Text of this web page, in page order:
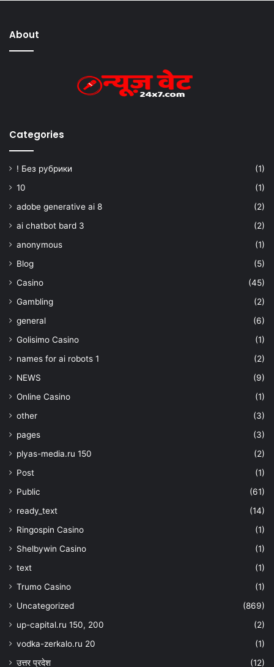
About
Categories
! Без рубрики
(1)
10
(1)
adobe generative ai 8
(2)
ai chatbot bard 3
(2)
anonymous
(1)
Blog
(5)
Casino
(45)
Gambling
(2)
general
(6)
Golisimo Casino
(1)
names for ai robots 1
(2)
NEWS
(9)
Online Casino
(1)
other
(3)
pages
(3)
plyas-media.ru 150
(2)
Post
(1)
Public
(61)
ready_text
(14)
Ringospin Casino
(1)
Shelbywin Casino
(1)
text
(1)
Trumo Casino
(1)
Uncategorized
(869)
up-capital.ru 150, 200
(2)
vodka-zerkalo.ru 20
(1)
उत्तर प्रदेश
(12)